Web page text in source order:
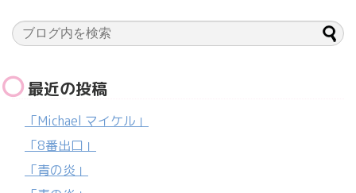
最近の投稿
「Michael マイケル」
「8番出口」
「青の炎」